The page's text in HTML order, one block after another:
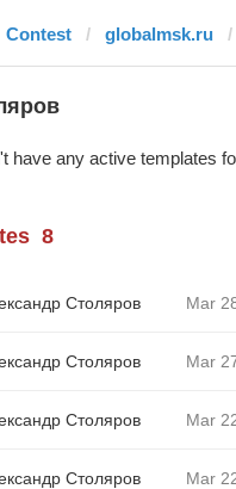
Contest globalmsk.ru
have any active templates
8
Столяров Mar
Столяров Mar
Столяров Mar
Столяров Mar